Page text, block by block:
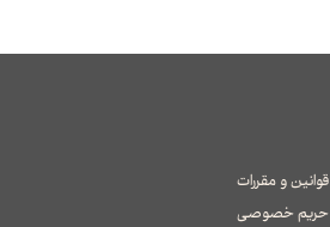
قوانین و مقررات
حریم خصوصی